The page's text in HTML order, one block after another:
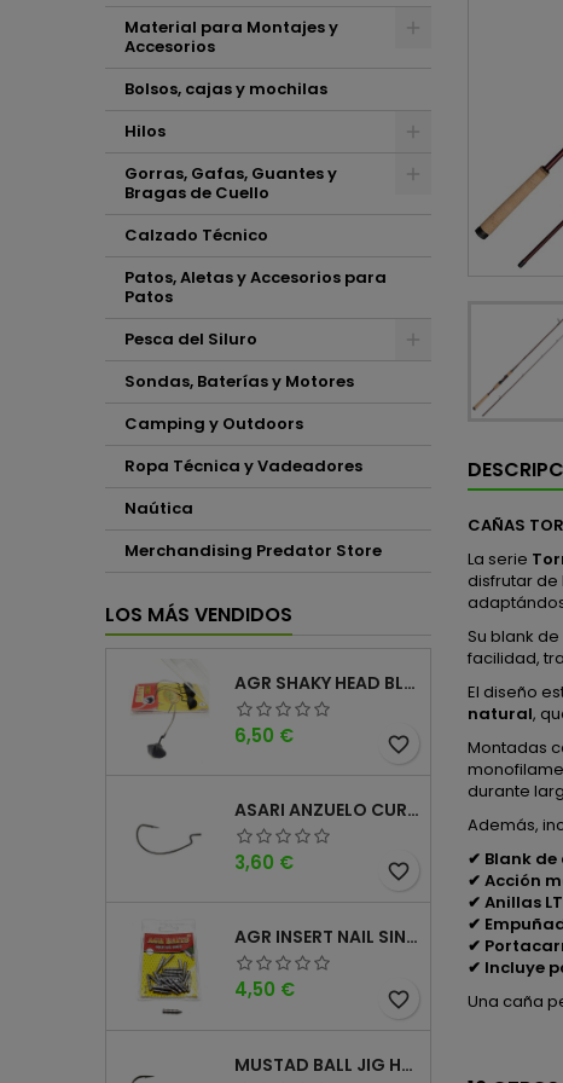
Material para Montajes y
Accesorios
Bolsos, cajas y mochilas
Hilos
Gorras, Gafas, Guantes y
Bragas de Cuello
Calzado Técnico
Patos, Aletas y Accesorios para
Patos
Pesca del Siluro
Sondas, Baterías y Motores
Camping y Outdoors
Ropa Técnica y Vadeadores
Naútica
Merchandising Predator Store
LOS MÁS VENDIDOS
AGR SHAKY HEAD BLACK 4PK
Precio
6,50 € favorite_border
ASARI ANZUELO CURVO CAROLINA WORM
Precio
3,60 € favorite_border
AGR INSERT NAIL SINKER
Precio
4,50 € favorite_border
MUSTAD BALL JIG HEAD KEEPER
CAÑAS
La serie
disfrutar
Su blank de
facilidad,
El diseño
natural,
Montadas
durante
Además,
✔ Blank
✔ Acción
✔ Anillas
✔
✔
✔ Incluye
Una caña